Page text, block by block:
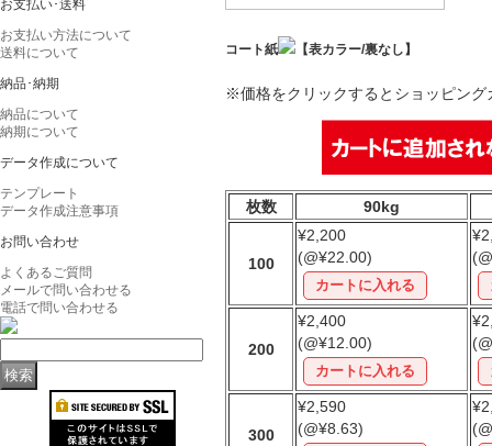
お支払い･送料
お支払い方法について
送料について
納品･納期
納品について
納期について
データ作成について
テンプレート
データ作成注意事項
お問い合わせ
よくあるご質問
メールで問い合わせる
電話で問い合わせる
コート紙 【表カラー/裏なし】
※価格をクリックするとショッピング
枚数 90kg
100
¥2,200
(@¥22.00)
200
¥2,400
(@¥12.00)
300
¥2,590
(@¥8.63)